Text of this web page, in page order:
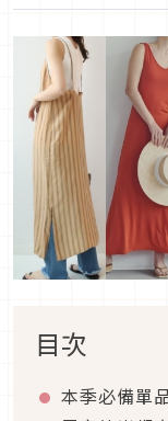
目次
本季必備單